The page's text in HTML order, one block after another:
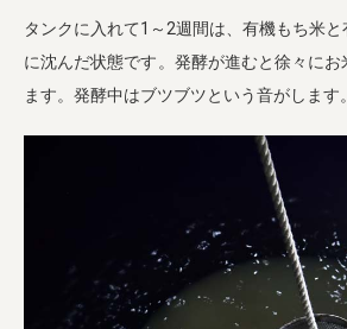
タンクに入れて1～2週間は、有機もち米
に沈んだ状態です。発酵が進むと徐々にお
ます。発酵中はブツブツという音がします。